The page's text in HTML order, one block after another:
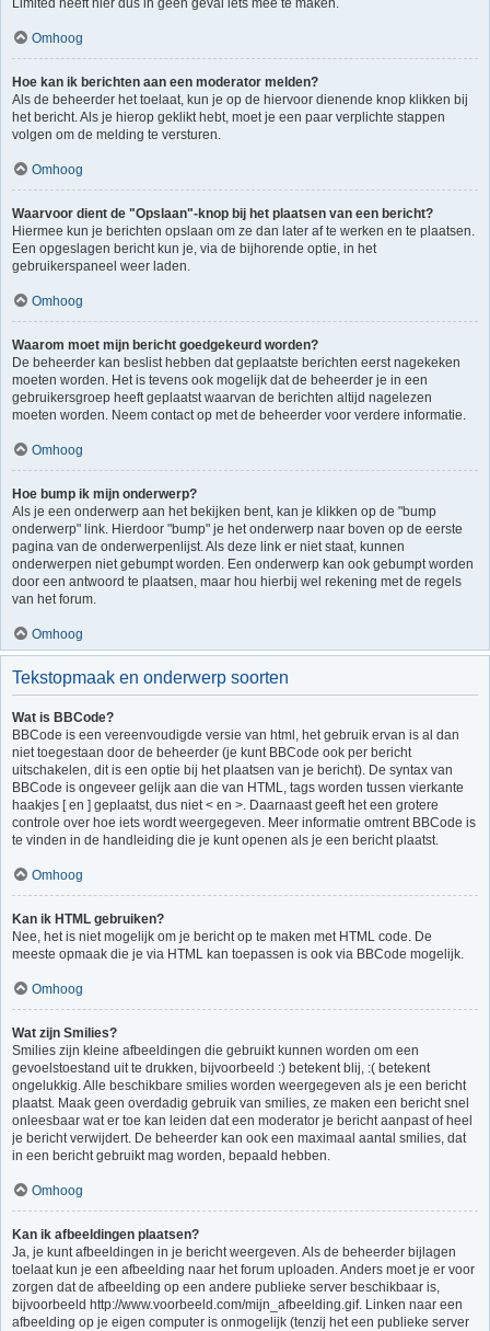
Limited heeft hier dus in geen geval iets mee te maken.
Omhoog
Hoe kan ik berichten aan een moderator melden?
Als de beheerder het toelaat, kun je op de hiervoor dienende knop klikken bij
het bericht. Als je hierop geklikt hebt, moet je een paar verplichte stappen
volgen om de melding te versturen.
Omhoog
Waarvoor dient de "Opslaan"-knop bij het plaatsen van een bericht?
Hiermee kun je berichten opslaan om ze dan later af te werken en te plaatsen.
Een opgeslagen bericht kun je, via de bijhorende optie, in het
gebruikerspaneel weer laden.
Omhoog
Waarom moet mijn bericht goedgekeurd worden?
De beheerder kan beslist hebben dat geplaatste berichten eerst nagekeken
moeten worden. Het is tevens ook mogelijk dat de beheerder je in een
gebruikersgroep heeft geplaatst waarvan de berichten altijd nagelezen
moeten worden. Neem contact op met de beheerder voor verdere informatie.
Omhoog
Hoe bump ik mijn onderwerp?
Als je een onderwerp aan het bekijken bent, kan je klikken op de "bump
onderwerp" link. Hierdoor "bump" je het onderwerp naar boven op de eerste
pagina van de onderwerpenlijst. Als deze link er niet staat, kunnen
onderwerpen niet gebumpt worden. Een onderwerp kan ook gebumpt worden
door een antwoord te plaatsen, maar hou hierbij wel rekening met de regels
van het forum.
Omhoog
Tekstopmaak en onderwerp soorten
Wat is BBCode?
BBCode is een vereenvoudigde versie van html, het gebruik ervan is al dan
niet toegestaan door de beheerder (je kunt BBCode ook per bericht
uitschakelen, dit is een optie bij het plaatsen van je bericht). De syntax van
BBCode is ongeveer gelijk aan die van HTML, tags worden tussen vierkante
haakjes [ en ] geplaatst, dus niet < en >. Daarnaast geeft het een grotere
controle over hoe iets wordt weergegeven. Meer informatie omtrent BBCode is
te vinden in de handleiding die je kunt openen als je een bericht plaatst.
Omhoog
Kan ik HTML gebruiken?
Nee, het is niet mogelijk om je bericht op te maken met HTML code. De
meeste opmaak die je via HTML kan toepassen is ook via BBCode mogelijk.
Omhoog
Wat zijn Smilies?
Smilies zijn kleine afbeeldingen die gebruikt kunnen worden om een
gevoelstoestand uit te drukken, bijvoorbeeld :) betekent blij, :( betekent
ongelukkig. Alle beschikbare smilies worden weergegeven als je een bericht
plaatst. Maak geen overdadig gebruik van smilies, ze maken een bericht snel
onleesbaar wat er toe kan leiden dat een moderator je bericht aanpast of heel
je bericht verwijdert. De beheerder kan ook een maximaal aantal smilies, dat
in een bericht gebruikt mag worden, bepaald hebben.
Omhoog
Kan ik afbeeldingen plaatsen?
Ja, je kunt afbeeldingen in je bericht weergeven. Als de beheerder bijlagen
toelaat kun je een afbeelding naar het forum uploaden. Anders moet je er voor
zorgen dat de afbeelding op een andere publieke server beschikbaar is,
bijvoorbeeld http://www.voorbeeld.com/mijn_afbeelding.gif. Linken naar een
afbeelding op je eigen computer is onmogelijk (tenzij het een publieke server